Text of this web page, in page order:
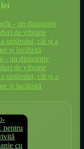
- un dispozitiv
de vibrație
umărului, cât și a
și încălzită